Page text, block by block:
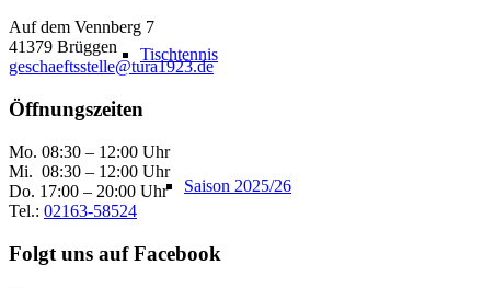
Tischtennis
Saison 2025/26
Auf dem Vennberg 7
41379 Brüggen
geschaeftsstelle@tura1923.de
Öffnungszeiten
Mo. 08:30 – 12:00 Uhr
Mi. 08:30 – 12:00 Uhr
Do. 17:00 – 20:00 Uhr
Tel.: 02163-58524
Folgt uns auf Facebook